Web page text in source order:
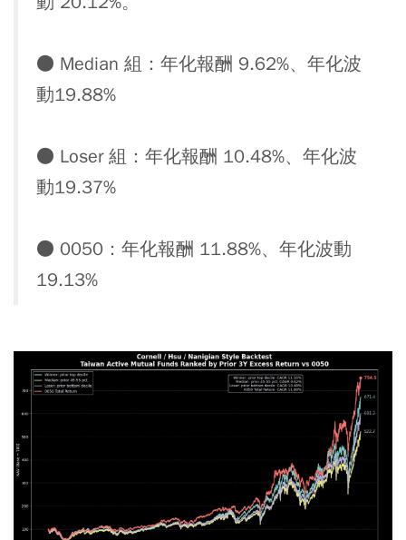
● Median 組：年化報酬 9.62%、年化波
動19.88%
● Loser 組：年化報酬 10.48%、年化波
動19.37%
● 0050：年化報酬 11.88%、年化波動
19.13%